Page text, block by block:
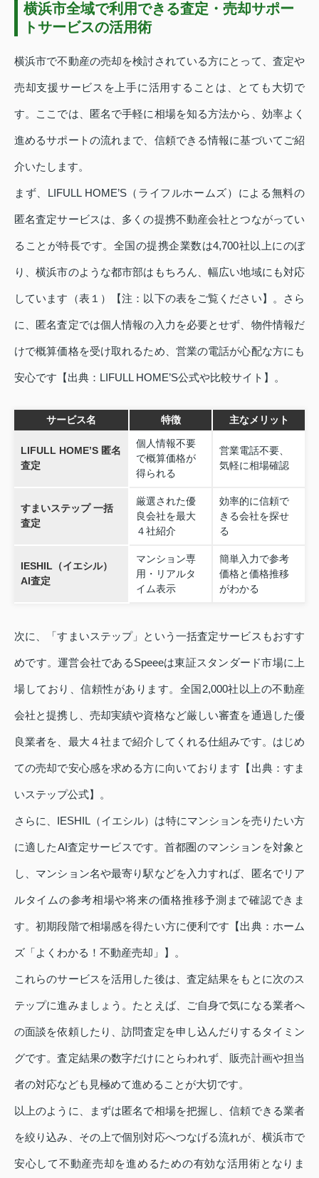
横浜市全域で利用できる査定・売却サポー
トサービスの活用術
横浜市で不動産の売却を検討されている方にとって、査定や
売却支援サービスを上手に活用することは、とても大切で
す。ここでは、匿名で手軽に相場を知る方法から、効率よく
進めるサポートの流れまで、信頼できる情報に基づいてご紹
介いたします。
まず、LIFULL HOME’S（ライフルホームズ）による無料の
匿名査定サービスは、多くの提携不動産会社とつながってい
ることが特長です。全国の提携企業数は4,700社以上にのぼ
り、横浜市のような都市部はもちろん、幅広い地域にも対応
しています（表１）【注：以下の表をご覧ください】。さら
に、匿名査定では個人情報の入力を必要とせず、物件情報だ
けで概算価格を受け取れるため、営業の電話が心配な方にも
安心です【出典：LIFULL HOME’S公式や比較サイト】。
サービス名 特徴 主なメリット
LIFULL HOME’S 匿名
査定
個人情報不要
で概算価格が
得られる
営業電話不要、
気軽に相場確認
すまいステップ 一括
査定
厳選された優
良会社を最大
４社紹介
効率的に信頼で
きる会社を探せ
る
IESHIL（イエシル）
AI査定
マンション専
用・リアルタ
イム表示
簡単入力で参考
価格と価格推移
がわかる
次に、「すまいステップ」という一括査定サービスもおすす
めです。運営会社であるSpeeeは東証スタンダード市場に上
場しており、信頼性があります。全国2,000社以上の不動産
会社と提携し、売却実績や資格など厳しい審査を通過した優
良業者を、最大４社まで紹介してくれる仕組みです。はじめ
ての売却で安心感を求める方に向いております【出典：すま
いステップ公式】。
さらに、IESHIL（イエシル）は特にマンションを売りたい方
に適したAI査定サービスです。首都圏のマンションを対象と
し、マンション名や最寄り駅などを入力すれば、匿名でリア
ルタイムの参考相場や将来の価格推移予測まで確認できま
す。初期段階で相場感を得たい方に便利です【出典：ホーム
ズ「よくわかる！不動産売却」】。
これらのサービスを活用した後は、査定結果をもとに次のス
テップに進みましょう。たとえば、ご自身で気になる業者へ
の面談を依頼したり、訪問査定を申し込んだりするタイミン
グです。査定結果の数字だけにとらわれず、販売計画や担当
者の対応なども見極めて進めることが大切です。
以上のように、まずは匿名で相場を把握し、信頼できる業者
を絞り込み、その上で個別対応へつなげる流れが、横浜市で
安心して不動産売却を進めるための有効な活用術となりま